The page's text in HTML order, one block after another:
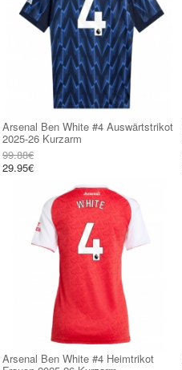
Arsenal Ben White #4 Auswärtstrikot
2025-26 Kurzarm
99.88€
29.95€
Arsenal Ben White #4 Heimtrikot